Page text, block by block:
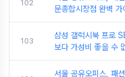
102
문종합시장점 완벽 가
103
삼성 갤럭시북 프로
보다 가성비 좋을 수
서울 공유오피스, 패